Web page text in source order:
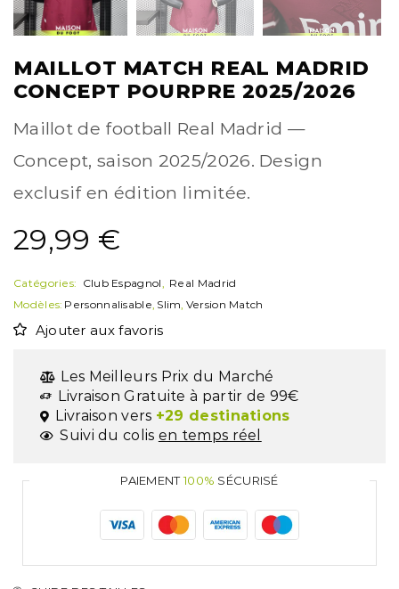
MAILLOT MATCH REAL MADRID
CONCEPT POURPRE 2025/2026
Maillot de football Real Madrid —
Concept, saison 2025/2026. Design
exclusif en édition limitée.
29,99 €
Catégories: Club Espagnol, Real Madrid
Modèles: Personnalisable, Slim, Version Match
Ajouter aux favoris
Les Meilleurs Prix du Marché
Livraison Gratuite à partir de 99€
Livraison vers +29 destinations
Suivi du colis en temps réel
PAIEMENT100% SÉCURISÉ